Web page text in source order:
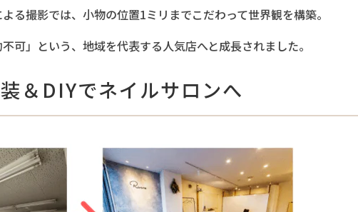
る撮影では、小物の位置1ミリまでこだわって世界観を構築。
可」という、地域を代表する人気店へと成長されました。
＆DIYでネイルサロンへ